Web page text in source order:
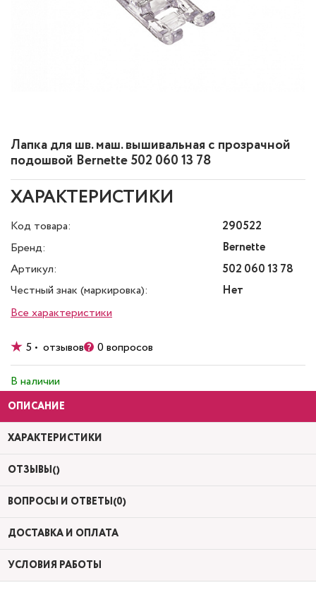
Лапка для шв. маш. вышивальная с прозрачной
подошвой Bernette 502 060 13 78
ХАРАКТЕРИСТИКИ
Код товара:
290522
Бренд:
Bernette
Артикул:
502 060 13 78
Честный знак (маркировка):
Нет
Все характеристики
5 • отзывов 0 вопросов
В наличии
ОПИСАНИЕ
ХАРАКТЕРИСТИКИ
ОТЗЫВЫ()
ВОПРОСЫ И ОТВЕТЫ(0)
ДОСТАВКА И ОПЛАТА
УСЛОВИЯ РАБОТЫ